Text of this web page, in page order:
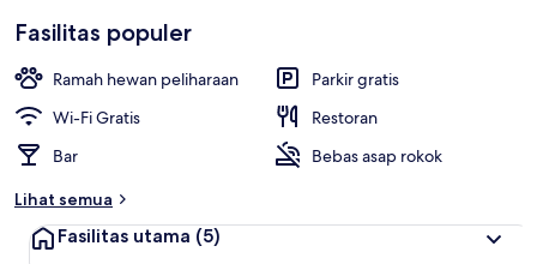
Fasilitas populer
Ramah hewan peliharaan
Parkir gratis
Wi-Fi Gratis
Restoran
Bar
Bebas asap rokok
Lihat semua
Fasilitas utama (5)